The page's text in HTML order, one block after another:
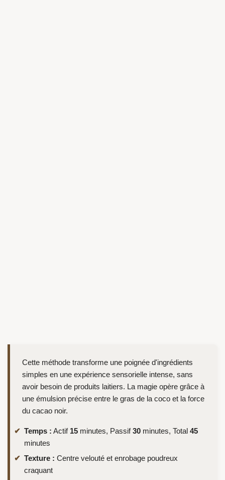
Cette méthode transforme une poignée d'ingrédients
simples en une expérience sensorielle intense, sans
avoir besoin de produits laitiers. La magie opère grâce à
une émulsion précise entre le gras de la coco et la force
du cacao noir.
Temps : Actif 15 minutes, Passif30 minutes, Total 45
minutes
Texture : Centre velouté et enrobage poudreux
craquant